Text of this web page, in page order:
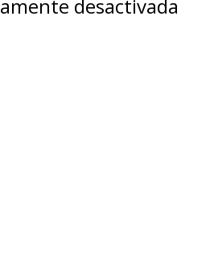
desactivada